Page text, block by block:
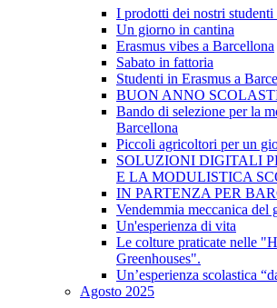
I prodotti dei nostri
Un giorno in cantina
Erasmus vibes a Barcellona
Sabato in fattoria
Studenti in Erasmus a
BUON ANNO
Bando di selezione per la
Barcellona
Piccoli agricoltori per un
SOLUZIONI DIGITALI
E LA MODULISTICA
IN PARTENZA PER
Vendemmia meccanica del
Un'esperienza di vita
Le colture praticate nelle
Greenhouses".
Un’esperienza scolastica
Agosto 2025